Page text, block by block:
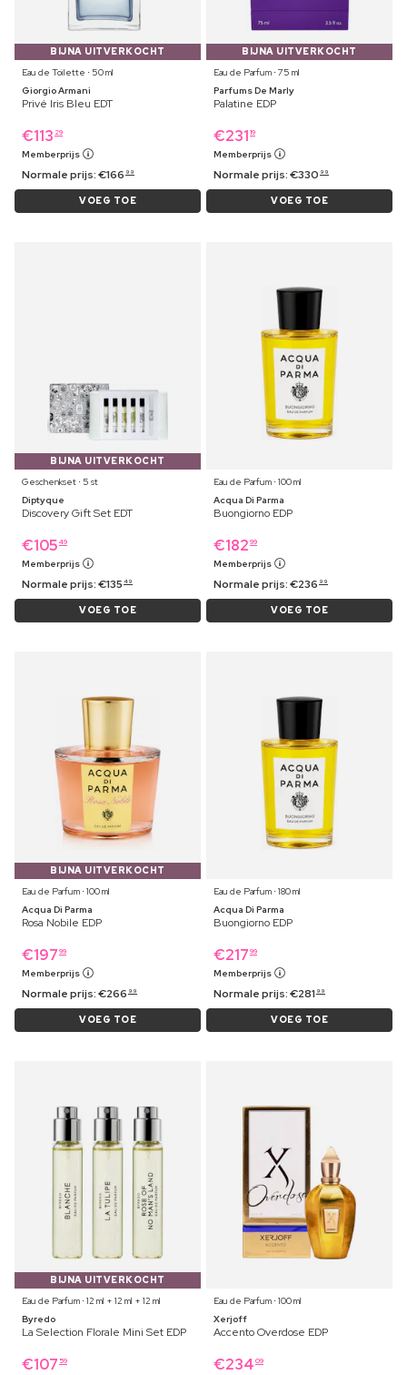
BIJNA UITVERKOCHT
Eau de Toilette ⋅ 50 ml
Giorgio Armani
Privé Iris Bleu EDT
€113 29
Memberprijs
Normale prijs:€166 99
VOEG TOE
BIJNA UITVERKOCHT
Eau de Parfum ⋅ 75 ml
Parfums De Marly
Palatine EDP
€231 19
Memberprijs
Normale prijs:€330 99
VOEG TOE
BIJNA UITVERKOCHT
Geschenkset ⋅ 5 st
Diptyque
Discovery Gift Set EDT
€105 49
Memberprijs
Normale prijs:€135 49
VOEG TOE
Eau de Parfum ⋅ 100 ml
Acqua Di Parma
Buongiorno EDP
€182 99
Memberprijs
Normale prijs:€236 99
VOEG TOE
BIJNA UITVERKOCHT
Eau de Parfum ⋅ 100 ml
Acqua Di Parma
Rosa Nobile EDP
€197 99
Memberprijs
Normale prijs:€266 99
VOEG TOE
Eau de Parfum ⋅ 180 ml
Acqua Di Parma
Buongiorno EDP
€217 99
Memberprijs
Normale prijs:€281 99
VOEG TOE
BIJNA UITVERKOCHT
Eau de Parfum ⋅ 12 ml + 12 ml + 12 ml
Byredo
La Selection Florale Mini Set EDP
€107 59
Eau de Parfum ⋅ 100 ml
Xerjoff
Accento Overdose EDP
€234 09